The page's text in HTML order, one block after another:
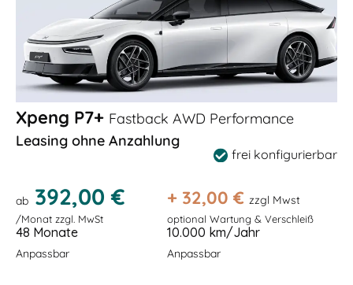
Xpeng P7+ Fastback AWD Performance
Leasing ohne Anzahlung
frei konfigurierbar
ab 392,00 €
/Monat zzgl. MwSt
+ 32,00 € zzgl Mwst
optional Wartung & Verschleiß
48 Monate
Anpassbar
10.000 km/Jahr
Anpassbar